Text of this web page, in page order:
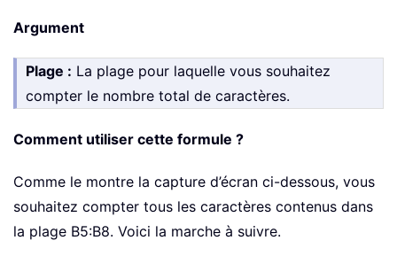
Argument
Plage : La plage pour laquelle vous souhaitez
compter le nombre total de caractères.
Comment utiliser cette formule ?
Comme le montre la capture d’écran ci-dessous, vous
souhaitez compter tous les caractères contenus dans
la plage B5:B8. Voici la marche à suivre.